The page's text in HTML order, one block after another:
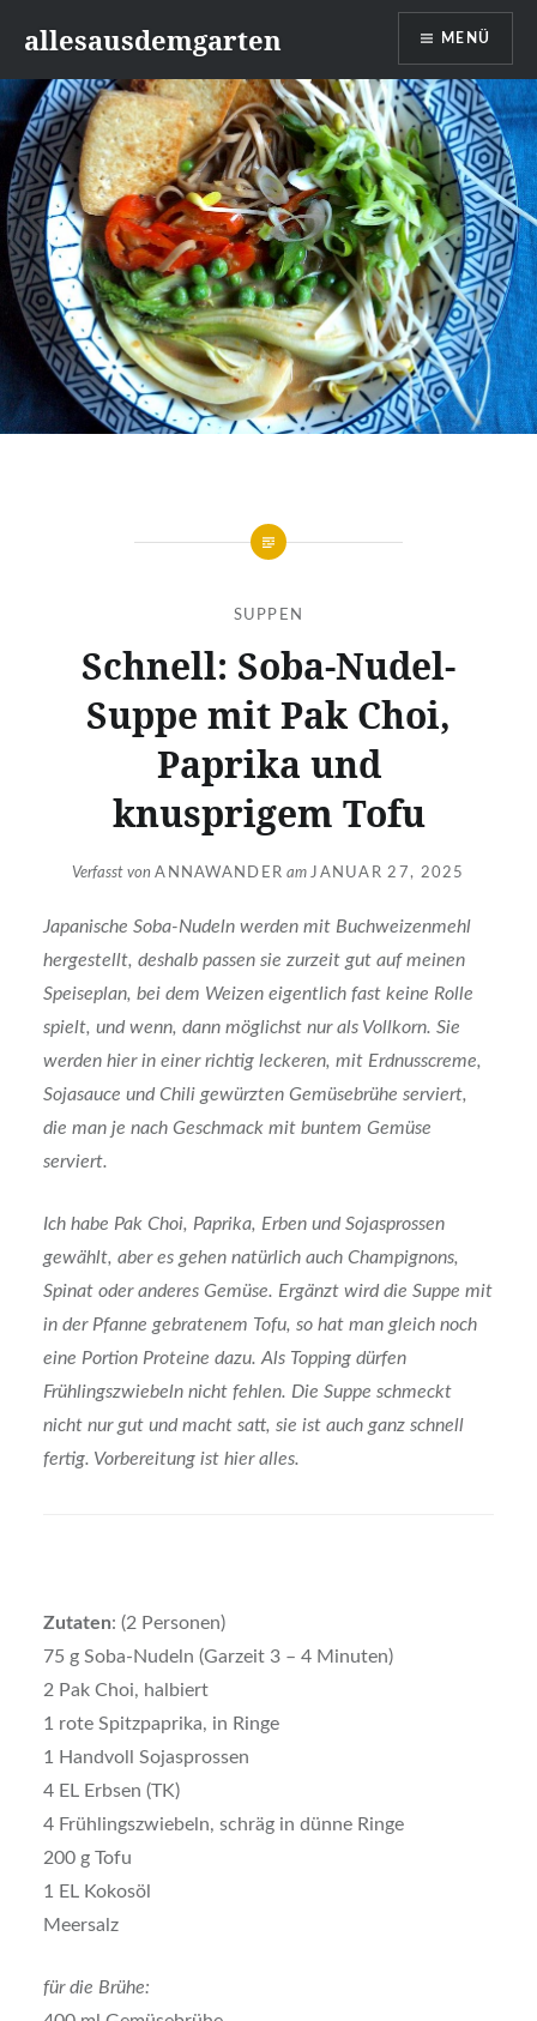
Inhaltallesausdemgarten MENÜ
SUPPEN
Schnell: Soba-Nudel-
Suppe mit Pak Choi,
Paprika und
knusprigem Tofu
Verfasst vonANNAWANDER am JANUAR 27, 2025
Japanische Soba-Nudeln werden mit Buchweizenmehl
hergestellt, deshalb passen sie zurzeit gut auf meinen
Speiseplan, bei dem Weizen eigentlich fast keine Rolle
spielt, und wenn, dann möglichst nur als Vollkorn. Sie
werden hier in einer richtig leckeren, mit Erdnusscreme,
Sojasauce und Chili gewürzten Gemüsebrühe serviert,
die man je nach Geschmack mit buntem Gemüse
serviert.
Ich habe Pak Choi, Paprika, Erben und Sojasprossen
gewählt, aber es gehen natürlich auch Champignons,
Spinat oder anderes Gemüse. Ergänzt wird die Suppe mit
in der Pfanne gebratenem Tofu, so hat man gleich noch
eine Portion Proteine dazu. Als Topping dürfen
Frühlingszwiebeln nicht fehlen. Die Suppe schmeckt
nicht nur gut und macht satt, sie ist auch ganz schnell
fertig. Vorbereitung ist hier alles.
Zutaten: (2 Personen)
75 g Soba-Nudeln (Garzeit 3 – 4 Minuten)
2 Pak Choi, halbiert
1 rote Spitzpaprika, in Ringe
1 Handvoll Sojasprossen
4 EL Erbsen (TK)
4 Frühlingszwiebeln, schräg in dünne Ringe
200 g Tofu
1 EL Kokosöl
Meersalz
für die Brühe: